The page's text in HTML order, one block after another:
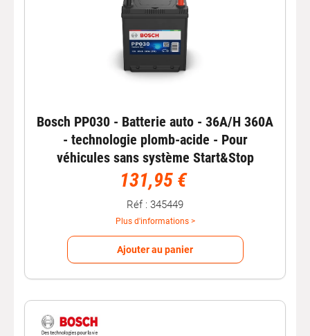
Bosch PP030 - Batterie auto - 36A/H 360A
- technologie plomb-acide - Pour
véhicules sans système Start&Stop
131,95 €
Réf : 345449
Plus d'informations >
Ajouter au panier